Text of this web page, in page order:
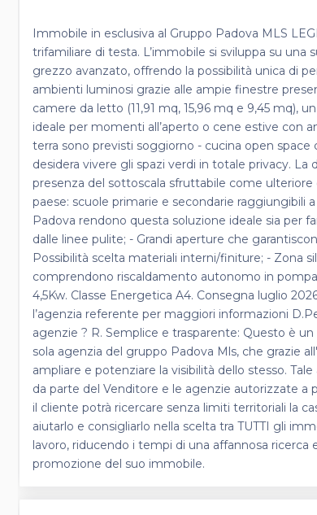
Immobile in esclusiva al Gruppo Padova MLS
trifamiliare di testa. L’immobile si sviluppa su
grezzo avanzato, offrendo la possibilità unica di
ambienti luminosi grazie alle ampie finestre
camere da letto (11,91 mq, 15,96 mq e 9,45 mq),
ideale per momenti all’aperto o cene estive con
terra sono previsti soggiorno - cucina open
desidera vivere gli spazi verdi in totale privacy.
presenza del sottoscala sfruttabile come ulteriore
paese: scuole primarie e secondarie raggiungibili
Padova rendono questa soluzione ideale sia per
dalle linee pulite; - Grandi aperture che
Possibilità scelta materiali interni/finiture; - Zona
comprendono riscaldamento autonomo in
4,5Kw. Classe Energetica A4. Consegna luglio
l’agenzia referente per maggiori informazioni
agenzie ? R. Semplice e trasparente: Questo è
sola agenzia del gruppo Padova Mls, che grazie
ampliare e potenziare la visibilità dello stesso.
da parte del Venditore e le agenzie autorizzate a
il cliente potrà ricercare senza limiti territoriali la
aiutarlo e consigliarlo nella scelta tra TUTTI gli
lavoro, riducendo i tempi di una affannosa
promozione del suo immobile.